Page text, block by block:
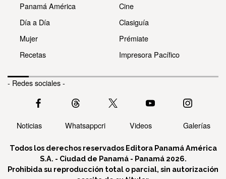
Panamá América
Día a Día
Mujer
Recetas
Cine
Clasiguía
Prémiate
Impresora Pacífico
- Redes sociales -
Noticias Whatsappcri Videos Galerías
Todos los derechos reservados Editora Panamá América
S.A. - Ciudad de Panamá - Panamá 2026.
Prohibida su reproducción total o parcial, sin autorización